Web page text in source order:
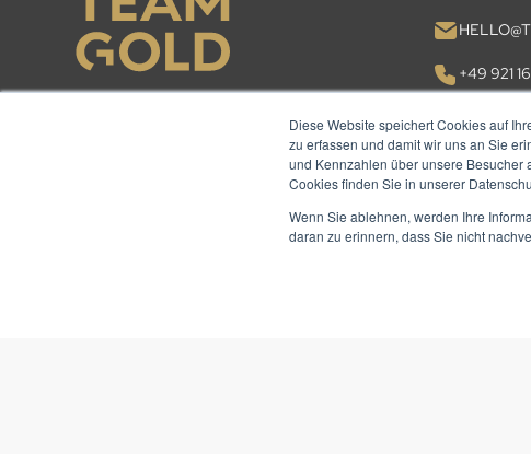
Diese Website speichert Cookies auf
zu erfassen und damit wir uns an Sie
und Kennzahlen über unsere Besucher
Cookies finden Sie in unserer
Wenn Sie ablehnen, werden Ihre
daran zu erinnern, dass Sie nicht
+49 921